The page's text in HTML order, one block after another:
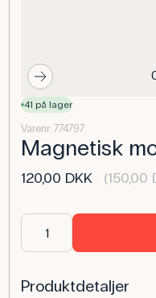
41 på lager
Varenr. 774797
Magnetisk
120,00 DKK (150,00
Produktdetaljer